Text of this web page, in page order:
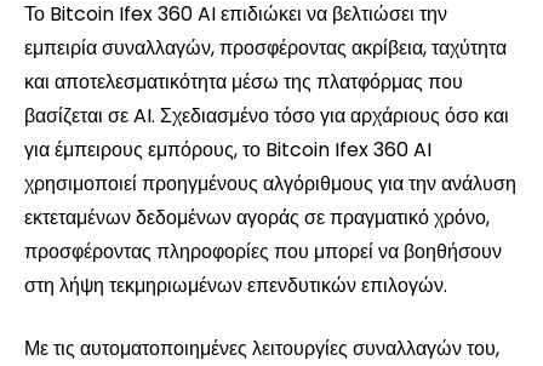
Το Bitcoin Ifex 360 AI επιδιώκει να βελτιώσει την
εμπειρία συναλλαγών, προσφέροντας ακρίβεια, ταχύτητα
και αποτελεσματικότητα μέσω της πλατφόρμας που
βασίζεται σε AI. Σχεδιασμένο τόσο για αρχάριους όσο και
για έμπειρους εμπόρους, το Bitcoin Ifex 360 AI
χρησιμοποιεί προηγμένους αλγόριθμους για την ανάλυση
εκτεταμένων δεδομένων αγοράς σε πραγματικό χρόνο,
προσφέροντας πληροφορίες που μπορεί να βοηθήσουν
στη λήψη τεκμηριωμένων επενδυτικών επιλογών.
Με τις αυτοματοποιημένες λειτουργίες συναλλαγών του,